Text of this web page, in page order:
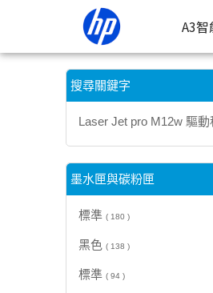
【Laser Jet pro M12w 驅動程式】搜
A3
搜尋關鍵字
Laser Jet pro M12w 驅動
墨水匣與碳粉匣
標準 ( 180 )
黑色 ( 138 )
標準 ( 94 )